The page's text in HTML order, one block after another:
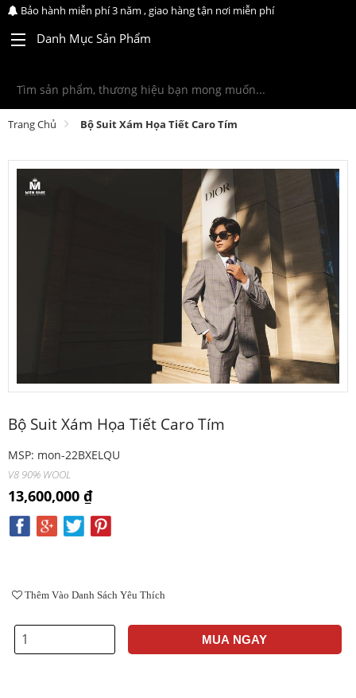
Bảo hành miễn phí 3 năm , giao hàng tận nơi miễn phí
Danh Mục Sản Phẩm
Trang Chủ Bộ Suit Xám Họa Tiết Caro Tím
Bộ Suit Xám Họa Tiết Caro Tím
MSP: mon-22BXELQU
V8 90% WOOL
13,600,000 ₫
Thêm Vào Danh Sách Yêu Thích
MUA NGAY